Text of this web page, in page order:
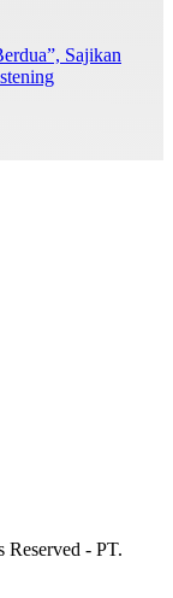
Sajikan
- PT.